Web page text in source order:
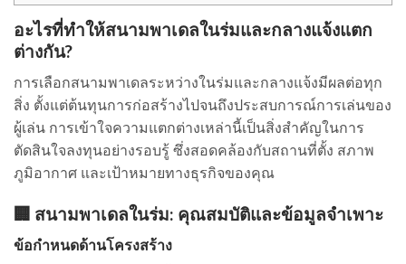
อะไรที่ทำให้สนามพาเดลในร่มและกลางแจ้งแตก
ต่างกัน?
การเลือกสนามพาเดลระหว่างในร่มและกลางแจ้งมีผลต่อทุก
สิ่ง ตั้งแต่ต้นทุนการก่อสร้างไปจนถึงประสบการณ์การเล่นของ
ผู้เล่น การเข้าใจความแตกต่างเหล่านี้เป็นสิ่งสำคัญในการ
ตัดสินใจลงทุนอย่างรอบรู้ ซึ่งสอดคล้องกับสถานที่ตั้ง สภาพ
ภูมิอากาศ และเป้าหมายทางธุรกิจของคุณ
🏢 สนามพาเดลในร่ม: คุณสมบัติและข้อมูลจำเพาะ
ข้อกำหนดด้านโครงสร้าง